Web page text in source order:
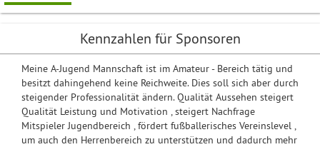
Kennzahlen für Sponsoren
Meine A-Jugend Mannschaft ist im Amateur - Bereich tätig und
besitzt dahingehend keine Reichweite. Dies soll sich aber durch
steigender Professionalität ändern. Qualität Aussehen steigert
Qualität Leistung und Motivation , steigert Nachfrage
Mitspieler Jugendbereich , fördert fußballerisches Vereinslevel ,
um auch den Herrenbereich zu unterstützen und dadurch mehr